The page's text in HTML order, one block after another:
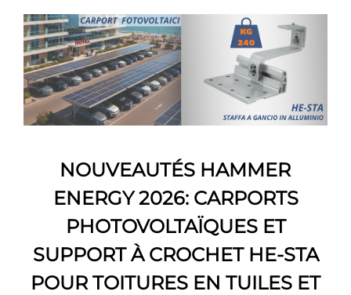
NOUVEAUTÉS HAMMER
ENERGY 2026: CARPORTS
PHOTOVOLTAÏQUES ET
SUPPORT À CROCHET HE-STA
POUR TOITURES EN TUILES ET